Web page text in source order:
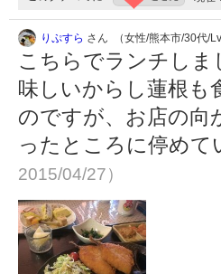
りぷすら さん （女性/熊本市/30代/
こちらでランチしま
味しいからし蓮根も
のですが、お店の向
ったところに停めて
2015/04/27）